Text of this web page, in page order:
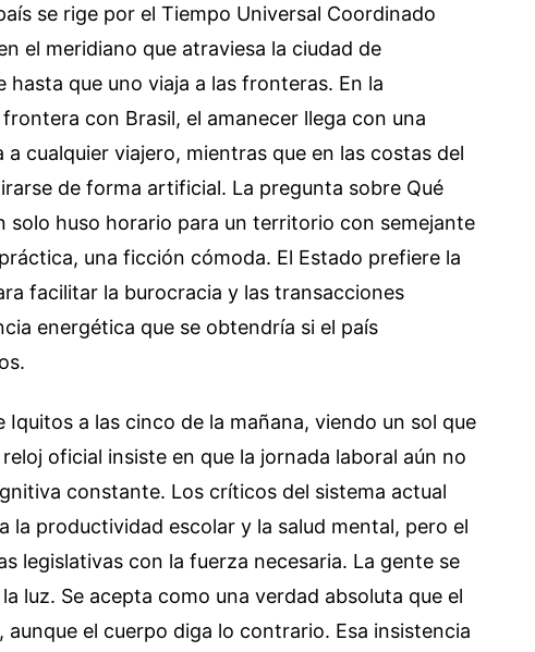
se rige por el Tiempo Universal Coordinado
el meridiano que atraviesa la ciudad de
hasta que uno viaja a las fronteras. En la
con Brasil, el amanecer llega con una
cualquier viajero, mientras que en las costas del
de forma artificial. La pregunta sobre Qué
solo huso horario para un territorio con semejante
una ficción cómoda. El Estado prefiere la
facilitar la burocracia y las transacciones
energética que se obtendría si el país
Iquitos a las cinco de la mañana, viendo un sol que
oficial insiste en que la jornada laboral aún no
constante. Los críticos del sistema actual
la productividad escolar y la salud mental, pero el
legislativas con la fuerza necesaria. La gente se
luz. Se acepta como una verdad absoluta que el
el cuerpo diga lo contrario. Esa insistencia